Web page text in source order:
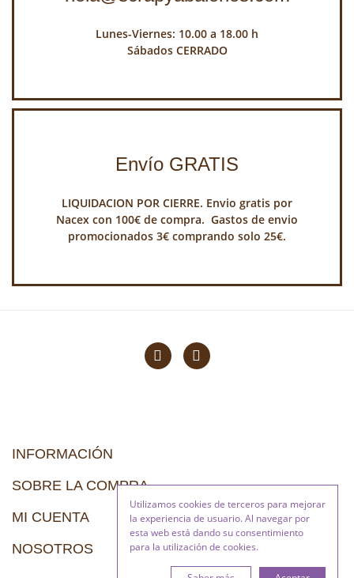
Utilizamos cookies de terceros para mejorar
la experiencia de usuario. Al navegar por
esta web está dando su consentimiento
para la utilización de cookies.
Lunes-Viernes: 10.00 a 18.00 h
Sábados CERRADO
Envío GRATIS
LIQUIDACION POR CIERRE. Envio gratis por
Nacex con 100€ de compra. Gastos de envio
promocionados 3€ comprando solo 25€.
INFORMACIÓN
SOBRE LA COMPRA
MI CUENTA
NOSOTROS